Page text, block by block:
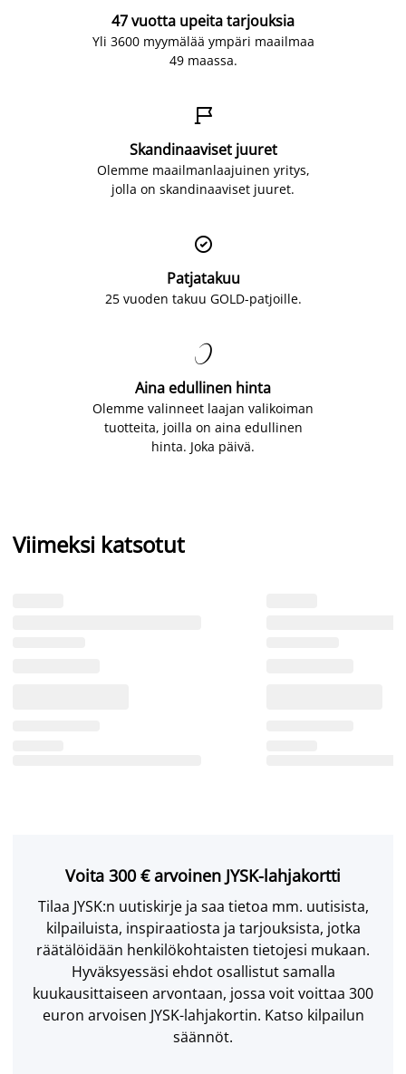
47 vuotta upeita tarjouksia
Yli 3600 myymälää ympäri maailmaa
49 maassa.

Skandinaaviset juuret
Olemme maailmanlaajuinen yritys,
jolla on skandinaaviset juuret.

Patjatakuu
25 vuoden takuu GOLD-patjoille.

Aina edullinen hinta
Olemme valinneet laajan valikoiman
tuotteita, joilla on aina edullinen
hinta. Joka päivä.
Viimeksi katsotut
Voita 300 € arvoinen JYSK-lahjakortti
Tilaa JYSK:n uutiskirje ja saa tietoa mm. uutisista,
kilpailuista, inspiraatiosta ja tarjouksista, jotka
räätälöidään henkilökohtaisten tietojesi mukaan.
Hyväksyessäsi ehdot osallistut samalla
kuukausittaiseen arvontaan, jossa voit voittaa 300
euron arvoisen JYSK-lahjakortin. Katso kilpailun
säännöt.